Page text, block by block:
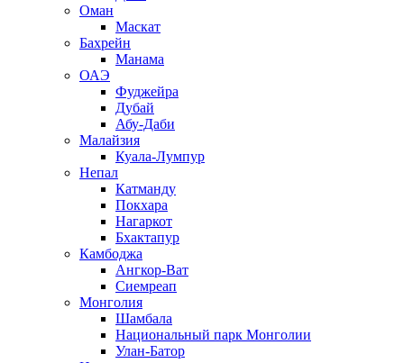
Оман
Маскат
Бахрейн
Манама
ОАЭ
Фуджейра
Дубай
Абу-Даби
Малайзия
Куала-Лумпур
Непал
Катманду
Покхара
Нагаркот
Бхактапур
Камбоджа
Ангкор-Ват
Сиемреап
Монголия
Шамбала
Национальный парк Монголии
Улан-Батор